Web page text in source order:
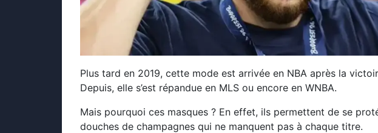
Plus tard en 2019, cette mode est arrivée en NBA après la
Depuis, elle s’est répandue en MLS ou encore en WNBA.
Mais pourquoi ces masques ? En effet, ils permettent de se
douches de champagnes qui ne manquent pas à chaque titre.